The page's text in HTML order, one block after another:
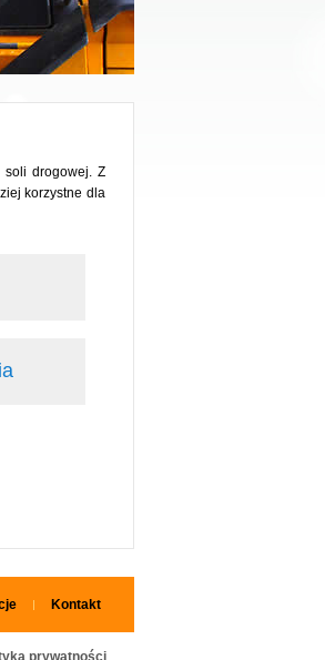
soli drogowej. Z
korzystne dla
Kontakt
prywatności